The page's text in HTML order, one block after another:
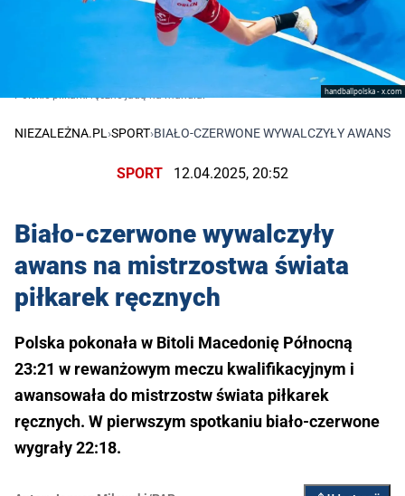
handballpolska - x.com
Polskie piłkarki ręczne jadą na mundial
NIEZALEŻNA.PL ›SPORT›BIAŁO-CZERWONE WYWALCZYŁY AWANS
SPORT 12.04.2025, 20:52
Biało-czerwone wywalczyły
awans na mistrzostwa świata
piłkarek ręcznych
Polska pokonała w Bitoli Macedonię Północną
23:21 w rewanżowym meczu kwalifikacyjnym i
awansowała do mistrzostw świata piłkarek
ręcznych. W pierwszym spotkaniu biało-czerwone
wygrały 22:18.